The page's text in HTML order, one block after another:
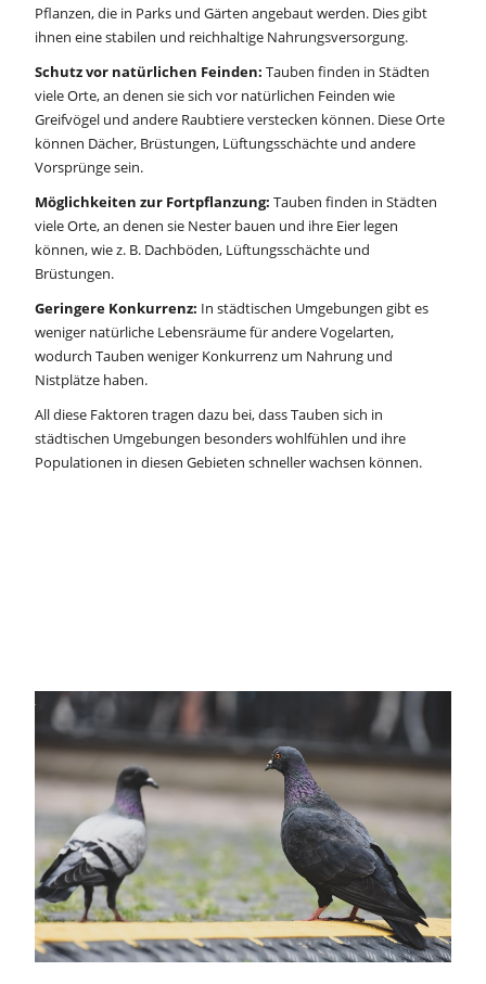
Pflanzen, die in Parks und Gärten angebaut werden. Dies gibt
ihnen eine stabilen und reichhaltige Nahrungsversorgung.
Schutz vor natürlichen Feinden: Tauben finden in Städten
viele Orte, an denen sie sich vor natürlichen Feinden wie
Greifvögel und andere Raubtiere verstecken können. Diese Orte
können Dächer, Brüstungen, Lüftungsschächte und andere
Vorsprünge sein.
Möglichkeiten zur Fortpflanzung: Tauben finden in Städten
viele Orte, an denen sie Nester bauen und ihre Eier legen
können, wie z. B. Dachböden, Lüftungsschächte und
Brüstungen.
Geringere Konkurrenz: In städtischen Umgebungen gibt es
weniger natürliche Lebensräume für andere Vogelarten,
wodurch Tauben weniger Konkurrenz um Nahrung und
Nistplätze haben.
All diese Faktoren tragen dazu bei, dass Tauben sich in
städtischen Umgebungen besonders wohlfühlen und ihre
Populationen in diesen Gebieten schneller wachsen können.